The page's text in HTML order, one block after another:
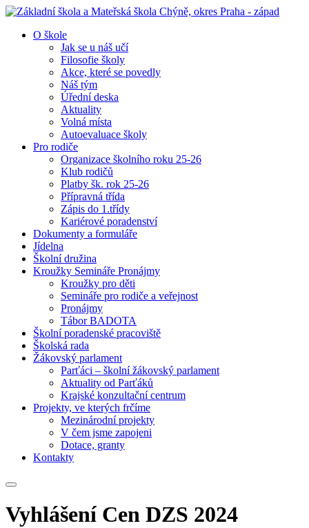
O škole
Jak se u náš učí
Filosofie školy
Akce, které se povedly
Náš tým
Úřední deska
Aktuality
Volná místa
Autoevaluace školy
Pro rodiče
Organizace školního roku 25-26
Klub rodičů
Platby šk. rok 25-26
Přípravná třída
Zápis do 1.třídy
Kariérové poradenství
Dokumenty a formuláře
Jídelna
Školní družina
Kroužky Semináře Pronájmy
Kroužky pro děti
Semináře pro rodiče a veřejnost
Pronájmy
Tábor BADOTA
Školní poradenské pracoviště
Školská rada
Žákovský parlament
Parťáci – školní žákovský parlament
Aktuality od Parťáků
Krajské konzultační centrum
Projekty, ve kterých frčíme
Mezinárodní projekty
V čem jsme zapojeni
Dotace, granty
Kontakty
Vyhlášení Cen DZS 2024